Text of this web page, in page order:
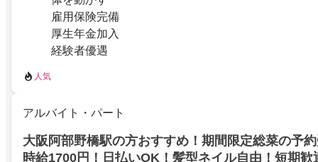
雇用保険完備
厚生年金加入
経験者優遇
人気
アルバイト・パート
大阪阿部野橋駅の方おすすめ！期間限定総菜の予
時給1700円！日払いOK！髪型ネイル自由！短期歓